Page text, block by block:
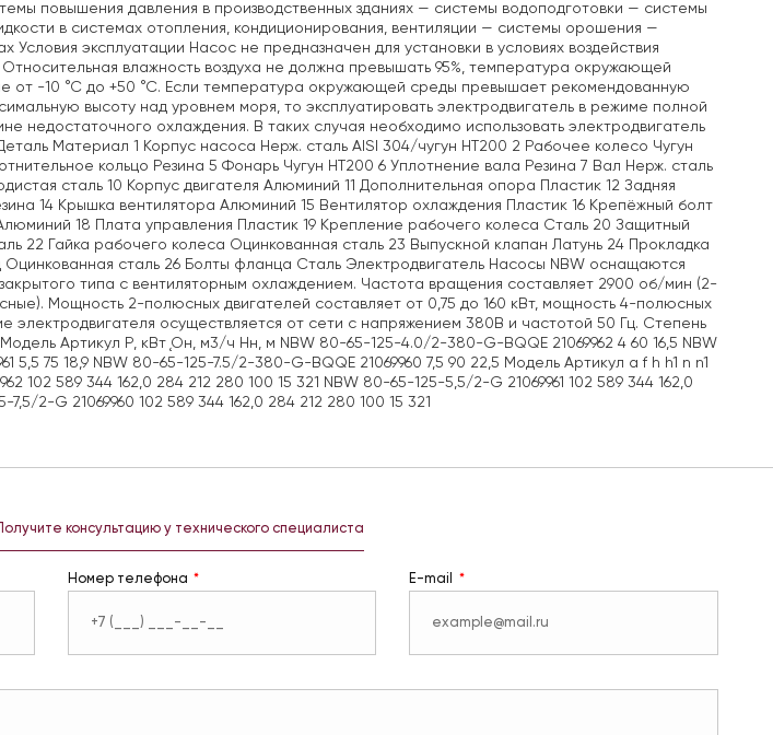
повышения давления в производственных зданиях — системы водоподготовки — системы
в системах отопления, кондиционирования, вентиляции — системы орошения —
Условия эксплуатации Насос не предназначен для установки в условиях воздействия
влажность воздуха не должна превышать 95%, температура окружающей
от -10 °С до +50 °С. Если температура окружающей среды превышает рекомендованную
высоту над уровнем моря, то эксплуатировать электродвигатель в режиме полной
недостаточного охлаждения. В таких случая необходимо использовать электродвигатель
Материал 1 Корпус насоса Нерж. сталь AISI 304/чугун НТ200 2 Рабочее колесо Чугун
кольцо Резина 5 Фонарь Чугун НТ200 6 Уплотнение вала Резина 7 Вал Нерж. сталь
сталь 10 Корпус двигателя Алюминий 11 Дополнительная опора Пластик 12 Задняя
14 Крышка вентилятора Алюминий 15 Вентилятор охлаждения Пластик 16 Крепёжный болт
18 Плата управления Пластик 19 Крепление рабочего колеса Сталь 20 Защитный
22 Гайка рабочего колеса Оцинкованная сталь 23 Выпускной клапан Латунь 24 Прокладка
сталь 26 Болты фланца Сталь Электродвигатель Насосы NBW оснащаются
типа с вентиляторным охлаждением. Частота вращения составляет 2900 об/мин (2-
Мощность 2-полюсных двигателей составляет от 0,75 до 160 кВт, мощность 4-полюсных
электродвигателя осуществляется от сети с напряжением 380В и частотой 50 Гц. Степень
Артикул P, кВт Ǫн, м3/ч Hн, м NBW 80-65-125-4.0/2-380-G-BQQE 21069962 4 60 16,5 NBW
5,5 75 18,9 NBW 80-65-125-7.5/2-380-G-BQQE 21069960 7,5 90 22,5 Модель Артикул a f h h1 n n1
102 589 344 162,0 284 212 280 100 15 321 NBW 80-65-125-5,5/2-G 21069961 102 589 344 162,0
2-G 21069960 102 589 344 162,0 284 212 280 100 15 321
консультацию у технического специалиста
Номер телефона E-mail